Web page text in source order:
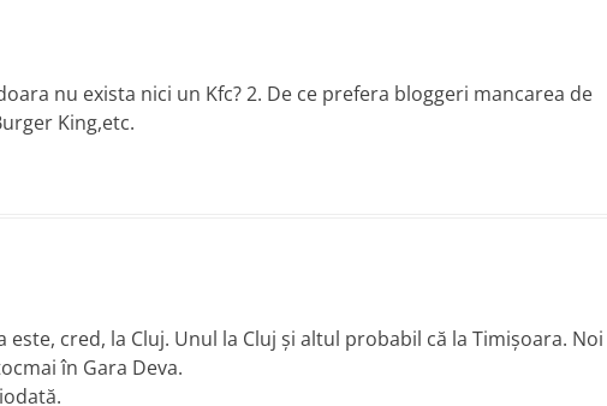
nu exista nici un Kfc? 2. De ce prefera bloggeri mancarea de
King,etc.
este, cred, la Cluj. Unul la Cluj şi altul probabil că la Timişoara. Noi
în Gara Deva.